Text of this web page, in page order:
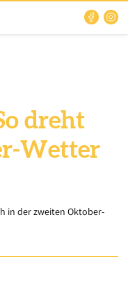
dreht
Wetter
in der zweiten Oktober-